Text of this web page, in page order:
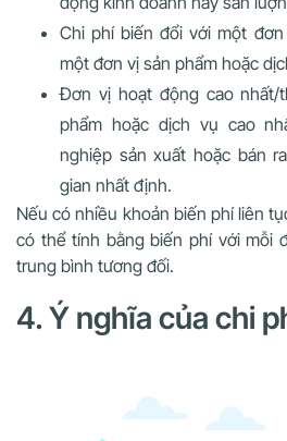
Chi phí biến đổi với một
một đơn vị sản phẩm hoặc
Đơn vị hoạt động cao nhất/
phẩm hoặc dịch vụ cao
nghiệp sản xuất hoặc bán
gian nhất định.
Nếu có nhiều khoản biến phí liên
có thể tính bằng biến phí với mỗi
trung bình tương đối.
4. Ý nghĩa của chi